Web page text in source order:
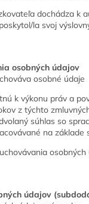
dochádza k
la svoj
osobných údajov
osobné údaje
k výkonu práv a
z týchto
súhlas so
na základe
údajov